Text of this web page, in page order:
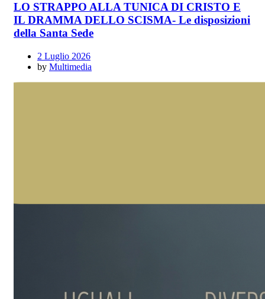
LO STRAPPO ALLA TUNICA DI CRISTO E
IL DRAMMA DELLO SCISMA- Le disposizioni
della Santa Sede
2 Luglio 2026
by Multimedia